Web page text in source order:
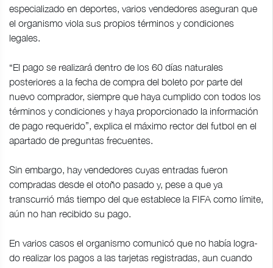
especializado en deportes, varios vendedores aseguran que
el organismo viola sus propios términos y condiciones
legales.
“El pago se realizará dentro de los 60 días naturales
posteriores a la fecha de compra del boleto por parte del
nuevo comprador, siempre que haya cumplido con todos los
términos y condiciones y haya proporcionado la información
de pago requerido”, explica el máximo rector del futbol en el
apartado de preguntas frecuentes.
Sin embargo, hay vendedores cuyas entradas fueron
compradas desde el otoño pasado y, pese a que ya
transcurrió más tiempo del que establece la FIFA como límite,
aún no han recibido su pago.
En varios casos el organismo comunicó que no había logra-
do realizar los pagos a las tarjetas registradas, aun cuando